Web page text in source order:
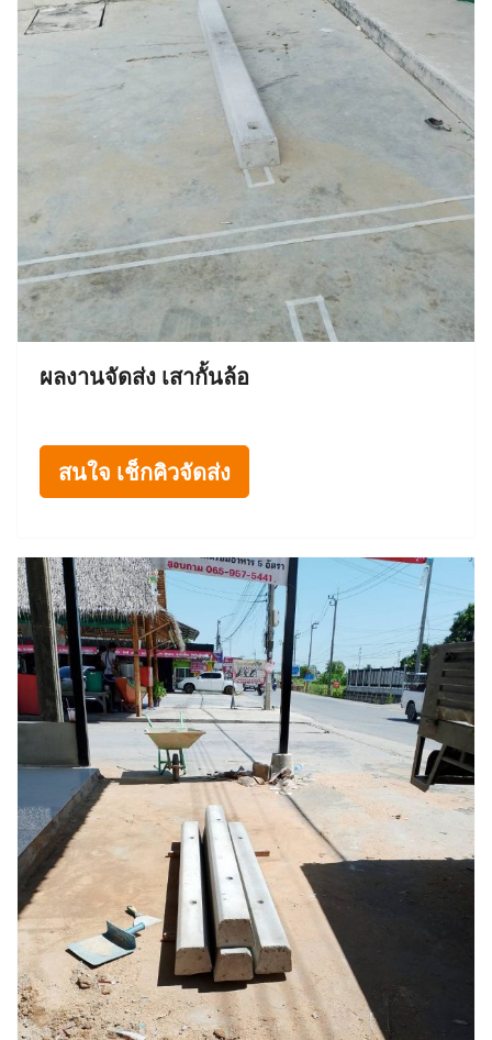
ผลงานจัดส่ง เสากั้นล้อ
สนใจ เช็กคิวจัดส่ง